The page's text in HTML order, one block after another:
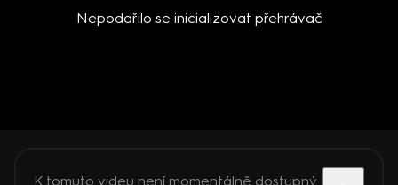
Nepodařilo se inicializovat přehrávač
K tomuto videu není momentálně dostupný